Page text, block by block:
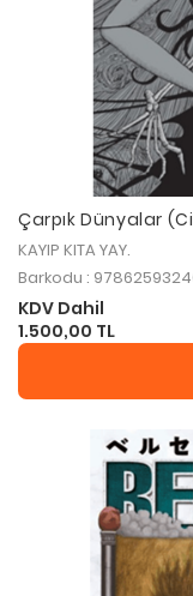
Çarpık Dünyalar
KAYIP KITA YAY.
Barkodu :
KDV Dahil
1.500,00 TL